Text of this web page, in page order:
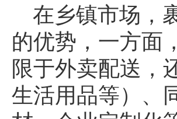
在乡镇市场，
的优势，一方面
限于外卖配送，
生活用品等）、